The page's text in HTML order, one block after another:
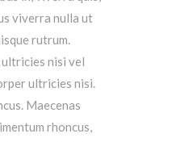
viverra nulla ut
rutrum.
nisi vel
ultricies nisi.
Maecenas
rhoncus,